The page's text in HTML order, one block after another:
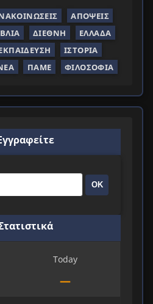
ΑΠΌΨΕΙΣ
ΔΙΕΘΝΉ
ΕΛΛΆΔΑ
ΙΣΤΟΡΊΑ
ΠΑΜΕ ΦΙΛΟΣΟΦΊΑ
ΟΚ
Today
—